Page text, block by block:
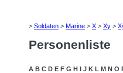
> Soldaten > Marine > X > Xy >
Personenliste
A B C D E F G H I J K L M N O